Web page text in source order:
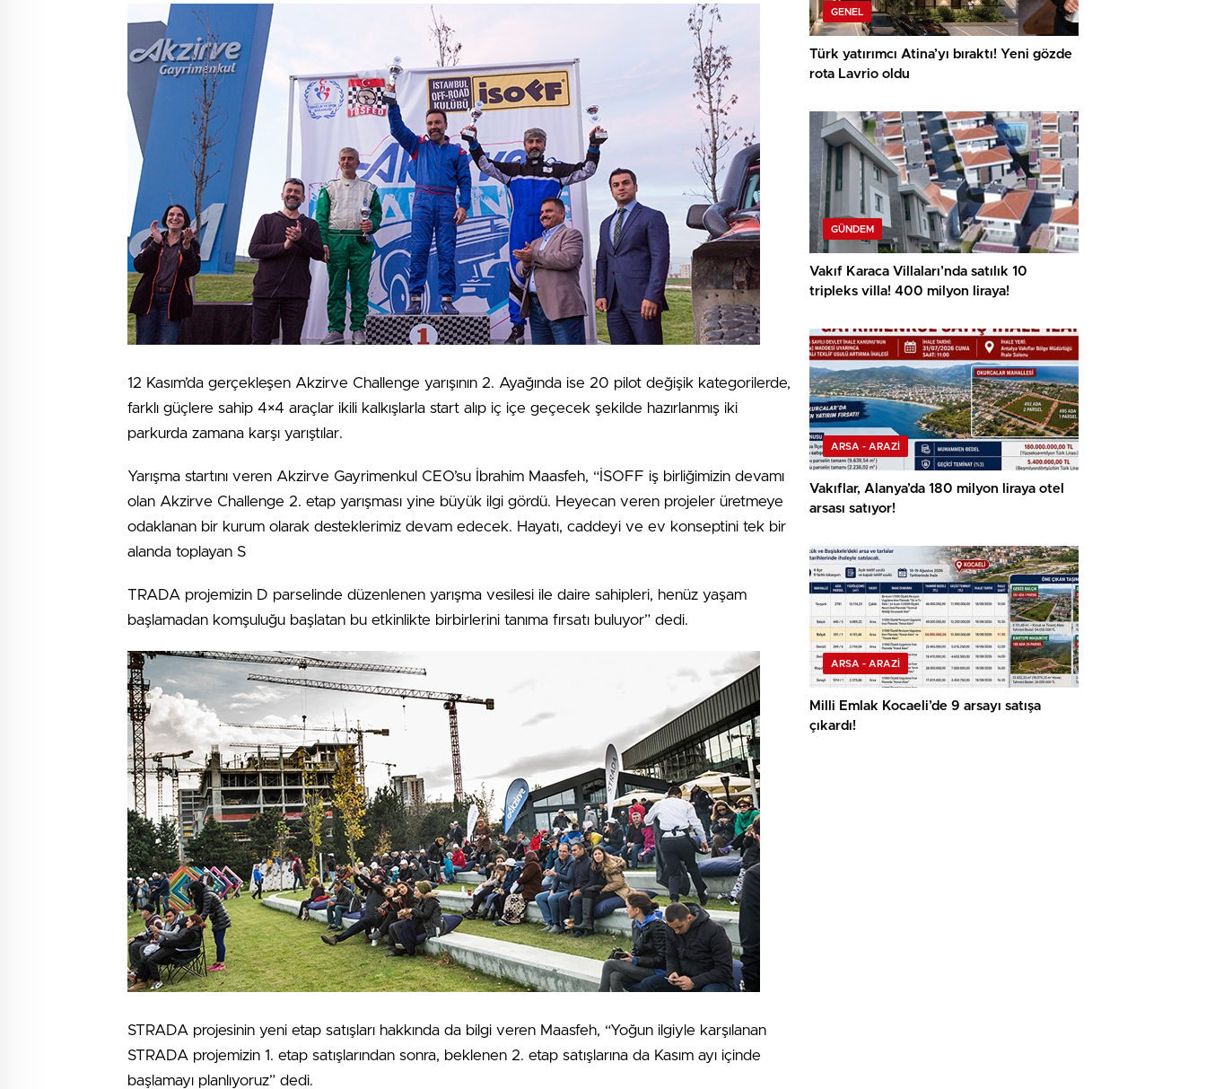
12 Kasım’da gerçekleşen Akzirve Challenge yarışının 2. Ayağında ise 20 pilot değişik kategorilerde,
farklı güçlere sahip 4×4 araçlar ikili kalkışlarla start alıp iç içe geçecek şekilde hazırlanmış iki
parkurda zamana karşı yarıştılar.
Yarışma startını veren Akzirve Gayrimenkul CEO’su İbrahim Maasfeh, “İSOFF iş birliğimizin devamı
olan Akzirve Challenge 2. etap yarışması yine büyük ilgi gördü. Heyecan veren projeler üretmeye
odaklanan bir kurum olarak desteklerimiz devam edecek. Hayatı, caddeyi ve ev konseptini tek bir
alanda toplayan S
TRADA projemizin D parselinde düzenlenen yarışma vesilesi ile daire sahipleri, henüz yaşam
başlamadan komşuluğu başlatan bu etkinlikte birbirlerini tanıma fırsatı buluyor” dedi.
STRADA projesinin yeni etap satışları hakkında da bilgi veren Maasfeh, “Yoğun ilgiyle karşılanan
STRADA projemizin 1. etap satışlarından sonra, beklenen 2. etap satışlarına da Kasım ayı içinde
başlamayı planlıyoruz” dedi.
GENEL
Türk yatırımcı Atina’yı bıraktı! Yeni gözde
rota Lavrio oldu
GÜNDEM
Vakıf Karaca Villaları’nda satılık 10
tripleks villa! 400 milyon liraya!
ARSA - ARAZİ
Vakıflar, Alanya’da 180 milyon liraya otel
arsası satıyor!
ARSA - ARAZİ
Milli Emlak Kocaeli’de 9 arsayı satışa
çıkardı!